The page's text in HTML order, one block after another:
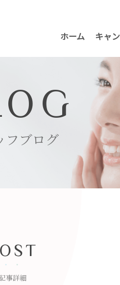
ホーム キャ
フブログ
事詳細